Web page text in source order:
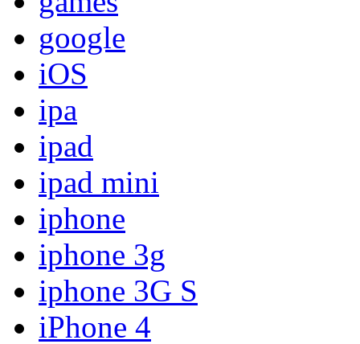
google
iOS
ipa
ipad
ipad mini
iphone
iphone 3g
iphone 3G S
iPhone 4